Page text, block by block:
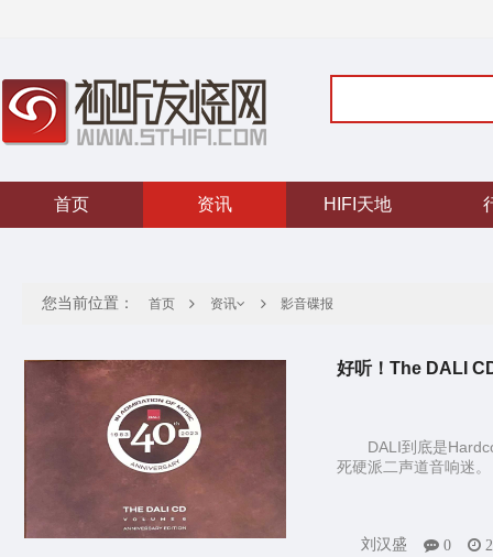
首页 资讯 HIFI天地
您当前位置： 首页 资讯 影音碟报
好听！The DALI
DALI到底是
死硬派二声道音响迷。
刘汉盛 0